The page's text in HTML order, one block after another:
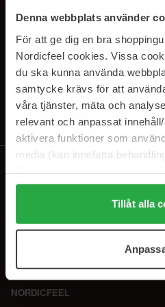
Denna webbplats använder
För att ge dig en bra
Nordicfeel cookies. Vissa
du ska kunna använda
samtycke krävs för att
våra tjänster, mäta och
relevant och anpassat
aktivera funktioner som
media (kan innefatta
Genom att trycka på "Tillåt
alla cookies, medan du under
användningen av cookies. Du
samt vår Integritetspolicy.
Tillåt alla
SUBSCRIBE TO
NEWSLETTER
E-mail
Ved at abonnere accepterer du vores
NORDICFEEL